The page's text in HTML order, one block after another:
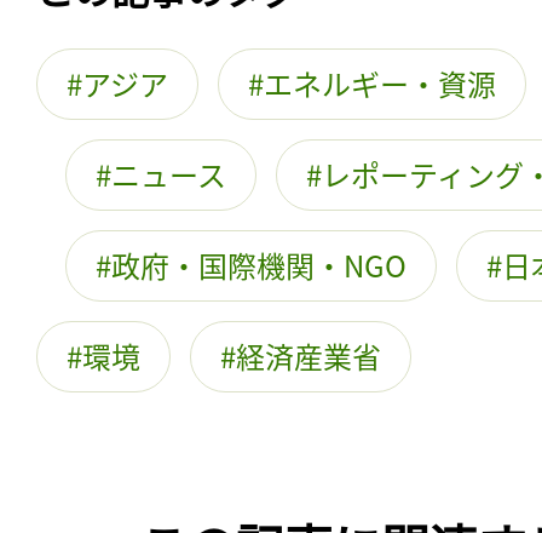
アジア エネルギー・資源
ニュース レポーティング
政府・国際機関・NGO 日
環境 経済産業省